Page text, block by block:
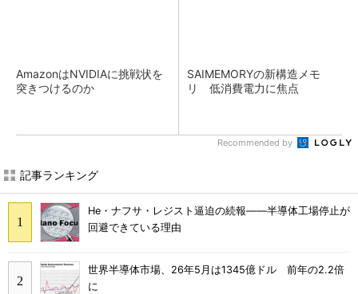
AmazonはNVIDIAに挑戦状を
突きつけるのか
SAIMEMORYの新構造メモ
リ 低消費電力に焦点
Recommended by
記事ランキング
He・ナフサ・レジスト逼迫の続報――半導体工場停止が
回避できている理由
世界半導体市場、26年5月は1345億ドル 前年の2.2倍
に